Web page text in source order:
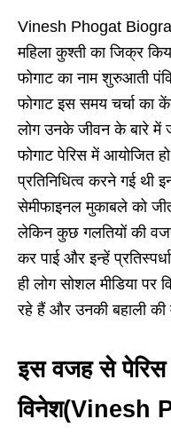
Vinesh Phogat
महिला कुश्ती का जिक्र
फोगाट का नाम शुरुआती
फोगाट इस समय चर्चा का
लोग उनके जीवन के बारे में
फोगाट पेरिस में आयोजित
प्रतिनिधित्व करने गई थी
सेमीफाइनल मुकाबले को
लेकिन कुछ गलतियों की
कर पाई और इन्हें
ही लोग सोशल मीडिया
रहे हैं और उनकी बहाली की
इस वजह से
विनेश(Vinesh